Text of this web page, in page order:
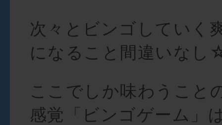
次々とビンゴしていく
になること間違いなし
ここでしか味わうこと
感覚「ビンゴゲーム」